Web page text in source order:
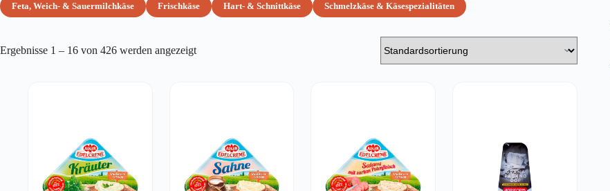
Feta, Weich- & Sauermilchkäse Frischkäse Hart- & Schnittkäse Schmelzkäse & Käsespezialitäten
Ergebnisse 1 – 16 von 426 werden angezeigt